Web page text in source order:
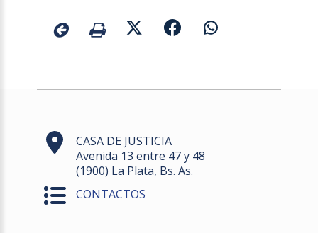
CASA DE JUSTICIA
Avenida 13 entre 47 y 48
(1900) La Plata, Bs. As.
CONTACTOS